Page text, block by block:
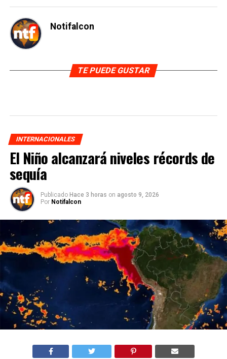
Notifalcon
TE PUEDE GUSTAR
INTERNACIONALES
El Niño alcanzará niveles récords de
sequía
Publicado Hace 3 horas on agosto 9, 2026
Por Notifalcon